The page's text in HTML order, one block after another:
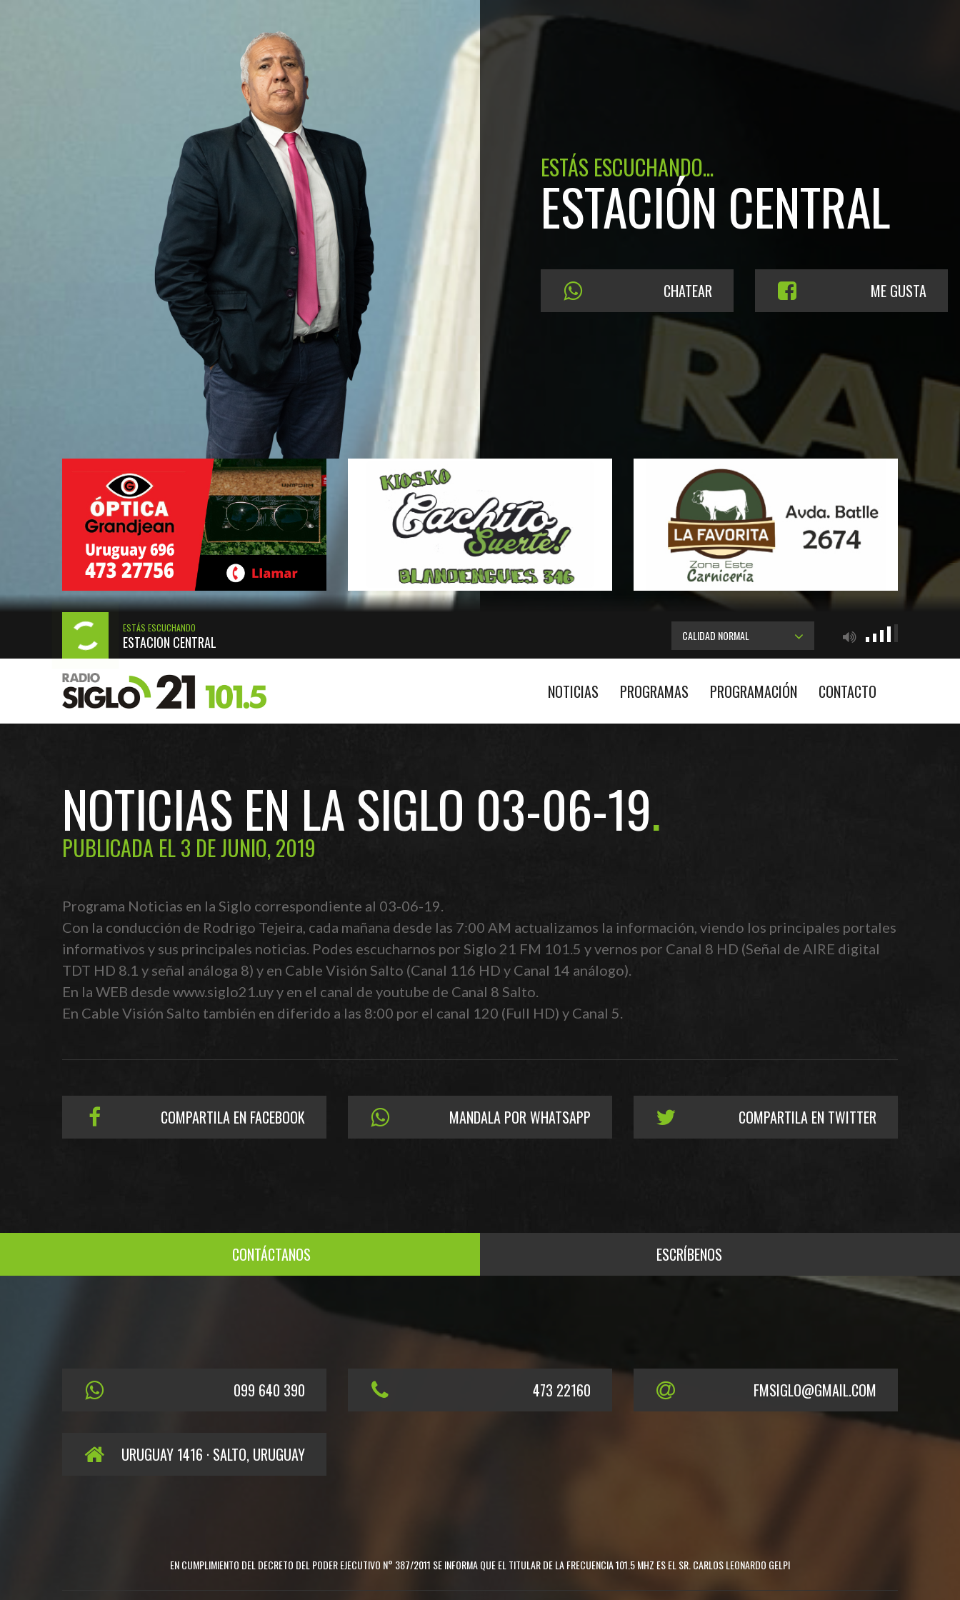
ESTÁS ESCUCHANDO...
ESTACIÓN CENTRAL
CHATEAR ME GUSTA
ESTÁS ESCUCHANDO
ESTACIÓN CENTRAL CALIDAD NORMAL
NOTICIAS PROGRAMAS PROGRAMACIÓN CONTACTO
NOTICIAS EN LA SIGLO 03-06-19
PUBLICADA EL 3 DE JUNIO, 2019
Programa Noticias en la Siglo correspondiente al 03-06-19.
Con la conducción de Rodrigo Tejeira, cada mañana desde las 7:00 AM actualizamos la información, viendo los principales portales
informativos y sus principales noticias. Podes escucharnos por Siglo 21 FM 101.5 y vernos por Canal 8 HD (Señal de AIRE digital
TDT HD 8.1 y señal análoga 8) y en Cable Visión Salto (Canal 116 HD y Canal 14 análogo).
En la WEB desde www.siglo21.uy y en el canal de youtube de Canal 8 Salto.
En Cable Visión Salto también en diferido a las 8:00 por el canal 120 (Full HD) y Canal 5.
COMPARTILA EN FACEBOOK MANDALA POR WHATSAPP COMPARTILA EN TWITTER
CONTÁCTANOS ESCRÍBENOS
099 640 390 473 22160 FMSIGLO@GMAIL.COM
URUGUAY 1416 · SALTO, URUGUAY
EN CUMPLIMIENTO DEL DECRETO DEL PODER EJECUTIVO N° 387/2011 SE INFORMA QUE EL TITULAR DE LA FRECUENCIA 101.5 MHZ ES EL SR. CARLOS LEONARDO GELPI